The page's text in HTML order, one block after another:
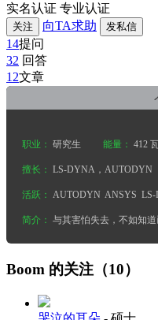
实名认证 专业认证
关注 向TA求助 发私信
14提问
32 回答
12文章
职业： 研究生 能量： 412
擅长： LS-DYNA，AUTODYN
活跃： AUTODYN ANSYS
简介： 与其害怕失去，不如知
Boom 的关注（10）